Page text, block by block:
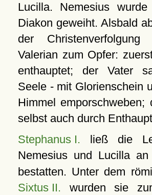
Lucilla. Nemesius
Diakon geweiht. Alsbald
der
Valerian zum Opfer:
enthauptet; der Vater
Seele - mit Glorienschein
Himmel emporschweben;
selbst auch durch
Stephanus I. ließ die
Nemesius und Lucilla
bestatten. Unter dem
Sixtus II. wurden sie